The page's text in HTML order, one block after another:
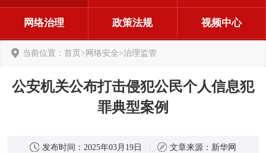
网络治理 政策法规 视频中心
当前位置： 首页>网络安全>治理监管
公安机关公布打击侵犯公民个人信息犯
罪典型案例
发布时间： 2025年03月19日 文章来源： 新华网